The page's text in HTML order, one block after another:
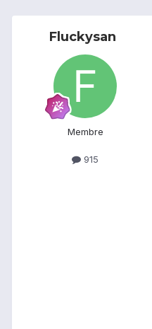
Fluckysan
Membre
915